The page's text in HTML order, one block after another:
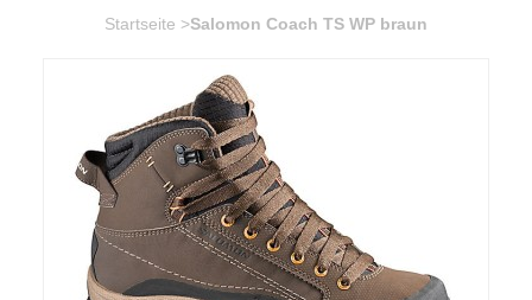
Startseite >Salomon Coach TS WP braun